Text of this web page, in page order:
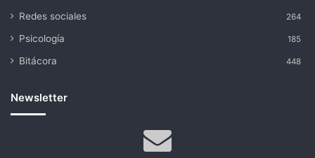
Redes sociales 264
Psicología 185
Bitácora 448
Newsletter